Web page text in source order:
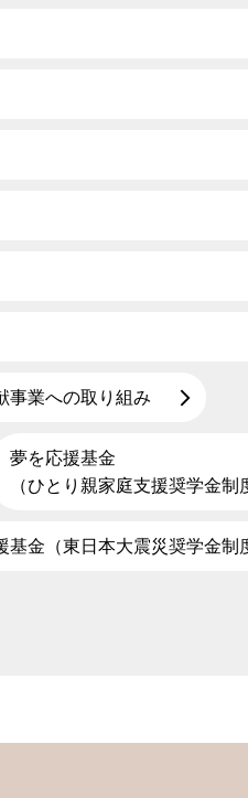
事業への取り組み
夢を応援基金
（ひとり親家庭支援奨学金制
基金（東日本大震災奨学金制